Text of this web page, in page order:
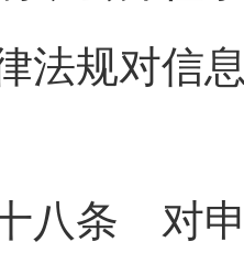
规对信息
条 对申